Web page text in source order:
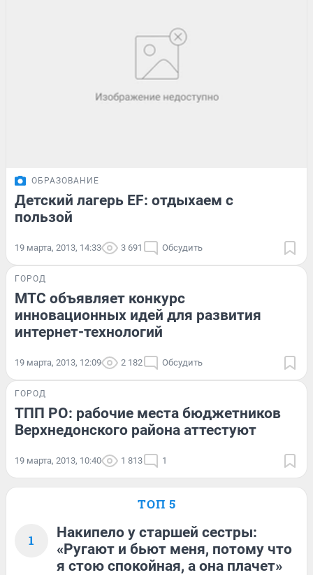
ОБРАЗОВАНИЕ
Детский лагерь EF: отдыхаем с
пользой
19 марта, 2013, 14:33 3 691 Обсудить
ГОРОД
МТС объявляет конкурс
инновационных идей для развития
интернет-технологий
19 марта, 2013, 12:09 2 182 Обсудить
ГОРОД
ТПП РО: рабочие места бюджетников
Верхнедонского района аттестуют
19 марта, 2013, 10:40 1 813 1
ТОП 5
1
Накипело у старшей сестры:
«Ругают и бьют меня, потому что
я стою спокойная, а она плачет»